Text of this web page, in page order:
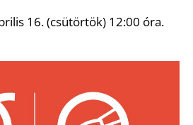
16. (csütörtök) 12:00 óra.